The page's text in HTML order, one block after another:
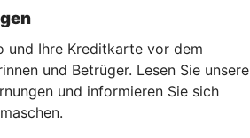
und Ihre Kreditkarte vor dem
und Betrüger. Lesen Sie unsere
und informieren Sie sich